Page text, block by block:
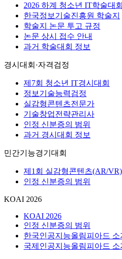
2026 하계 청소년 IT학술대
한국정보기술진흥원 학술지
학술지 논문 투고 규정
논문 상시 접수 안내
과거 학술대회 정보
경시대회·자격검정
제7회 청소년 IT경시대회
정보기술능력검정
실감형콘텐츠전문가
기술창업전략관리사
인정 신분증의 범위
과거 경시대회 정보
민간기능경기대회
제1회 실감형콘텐츠(AR/
인정 신분증의 범위
KOAI 2026
KOAI 2026
인정 신분증의 범위
한국인공지능올림피아드 소
국제인공지능올림피아드 소